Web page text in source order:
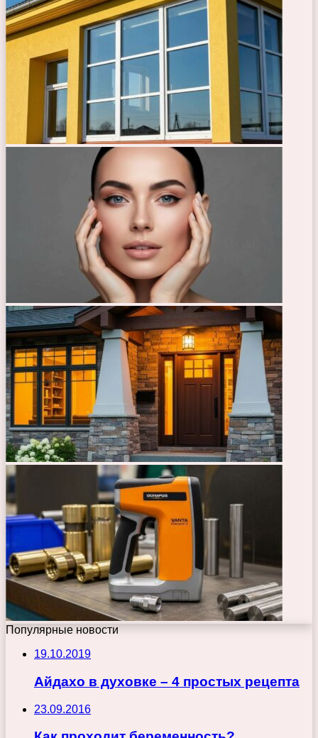
Популярные новости
19.10.2019
Айдахо в духовке – 4 простых рецепта
23.09.2016